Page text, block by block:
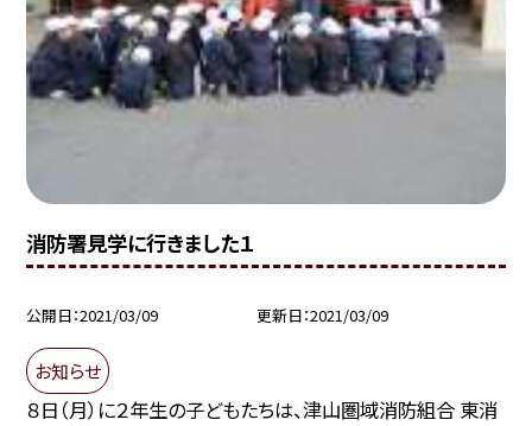
消防署見学に行きました１
公開日 2021/03/09 更新日 2021/03/09
お知らせ
８日（月）に２年生の子どもたちは、津山圏域消防組合 東消